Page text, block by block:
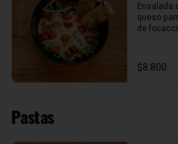
Ensalada
queso
de
$8.800
Pastas